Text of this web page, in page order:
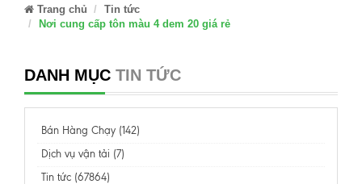
Trang chủ
Tin tức
Nơi cung cấp tôn màu 4 dem 20 giá rẻ
DANH MỤC TIN TỨC
Bán Hàng Chạy (142)
Dịch vụ vận tải (7)
Tin tức (67864)